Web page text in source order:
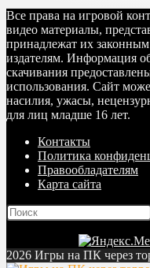
Все права на игровой
видео материалы,
принадлежат их
издателям. Информация
скачивания
использования. Сайт
насилия, ужасы,
для лиц младше 16 лет.
Контакты
Политика
Правообладателям
Карта сайта
2026 Игры на ПК через